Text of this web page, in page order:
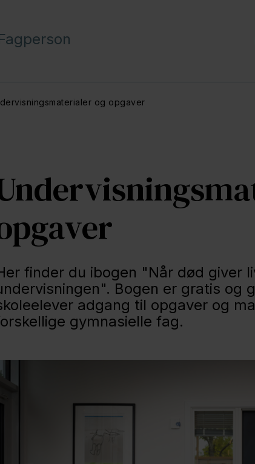
og opgaver
finder du ibogen "Når død giver
Bogen er gratis og
adgang til opgaver og
gymnasielle fag.